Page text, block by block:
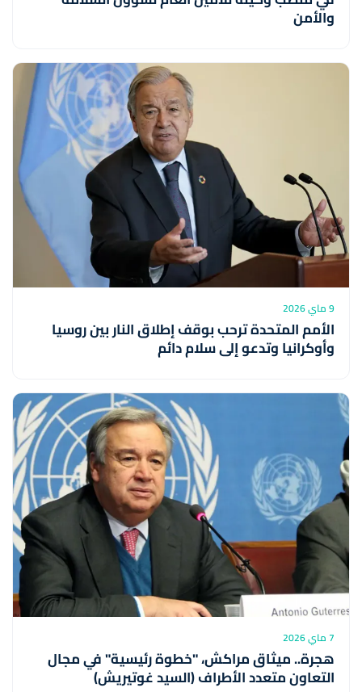
والأمن
9 ماي 2026
الأمم المتحدة ترحب بوقف إطلاق النار بين روسيا
وأوكرانيا وتدعو إلى سلام دائم
7 ماي 2026
هجرة.. ميثاق مراكش، "خطوة رئيسية" في مجال
التعاون متعدد الأطراف (السيد غوتيريش)